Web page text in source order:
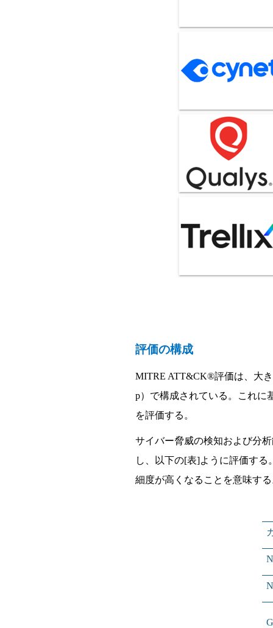
評価の構成
MITRE ATT&CK®評価は、大
p）で構成されている。これに
を評価する。
サイバー脅威の検知および分
し、以下の[表]ように評価する
細度が高くなることを意味す